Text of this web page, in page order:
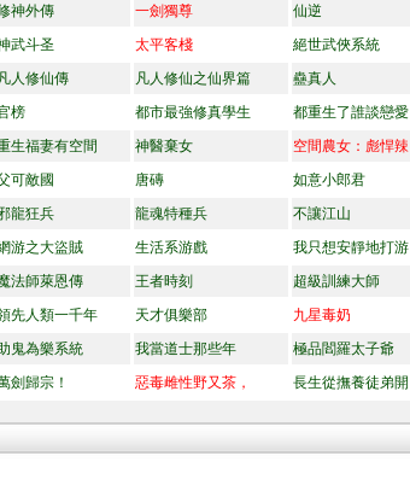
神外傳 一劍獨尊 仙逆
武斗圣 太平客棧 絕世武俠系統
人修仙傳 凡人修仙之仙界篇 蠱真人
榜 都市最強修真學生 都重生了誰談戀愛
生福妻有空間 神醫棄女 空間農女：彪悍辣
可敵國 唐磚 如意小郎君
龍狂兵 龍魂特種兵 不讓江山
游之大盜賊 生活系游戲 我只想安靜地打游
法師萊恩傳 王者時刻 超級訓練大師
先人類一千年 天才俱樂部 九星毒奶
鬼為樂系統 我當道士那些年 極品閻羅太子爺
劍歸宗！ 惡毒雌性野又茶， 長生從撫養徒弟開